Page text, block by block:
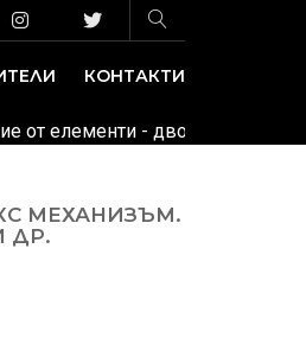
КОНТАКТИ
от елементи - двойни, тройни,
МЕХАНИЗЪМ.
ДР.